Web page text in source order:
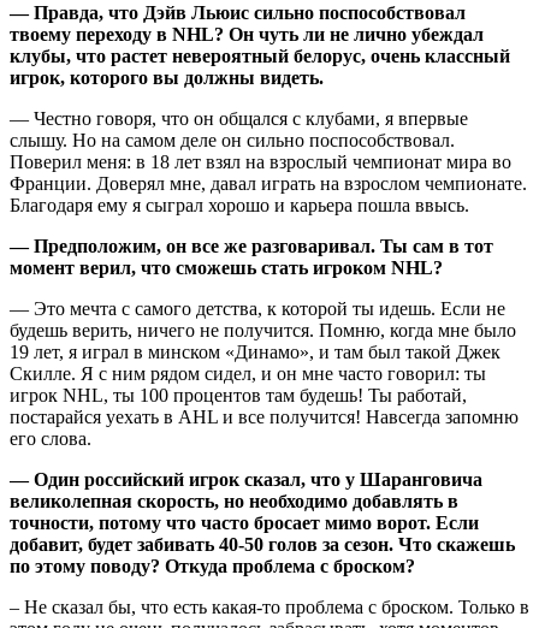
— Правда, что Дэйв Льюис сильно поспособствовал
твоему переходу в NHL? Он чуть ли не лично убеждал
клубы, что растет невероятный белорус, очень классный
игрок, которого вы должны видеть.
— Честно говоря, что он общался с клубами, я впервые
слышу. Но на самом деле он сильно поспособствовал.
Поверил меня: в 18 лет взял на взрослый чемпионат мира во
Франции. Доверял мне, давал играть на взрослом чемпионате.
Благодаря ему я сыграл хорошо и карьера пошла ввысь.
— Предположим, он все же разговаривал. Ты сам в тот
момент верил, что сможешь стать игроком NHL?
— Это мечта с самого детства, к которой ты идешь. Если не
будешь верить, ничего не получится. Помню, когда мне было
19 лет, я играл в минском «Динамо», и там был такой Джек
Скилле. Я с ним рядом сидел, и он мне часто говорил: ты
игрок NHL, ты 100 процентов там будешь! Ты работай,
постарайся уехать в AHL и все получится! Навсегда запомню
его слова.
— Один российский игрок сказал, что у Шаранговича
великолепная скорость, но необходимо добавлять в
точности, потому что часто бросает мимо ворот. Если
добавит, будет забивать 40-50 голов за сезон. Что скажешь
по этому поводу? Откуда проблема с броском?
– Не сказал бы, что есть какая-то проблема с броском. Только в